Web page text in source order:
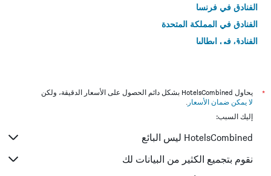
الفنادق في فرنسا
الفنادق في المملكة المتحدة
الفنادق في إيطاليا
*
يحاول HotelsCombined بشكل دائم الحصول على الأسعار الدقيقة، ولكن
لا يمكن ضمان الأسعار .
إليك السبب:
HotelsCombined ليس البائع
نقوم بتجميع الكثير من البيانات لك